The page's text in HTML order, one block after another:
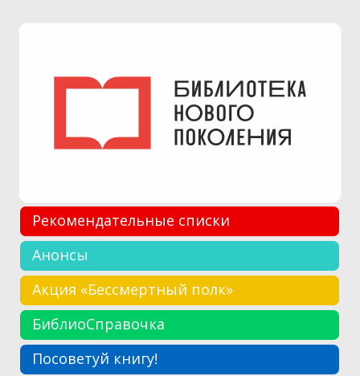
Рекомендательные списки
Анонсы
Акция «Бессмертный полк»
БиблиоСправочка
Посоветуй книгу!